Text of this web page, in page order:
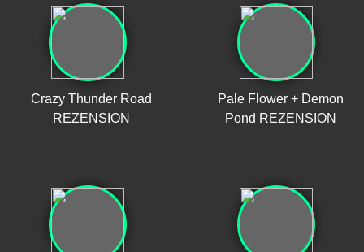
Crazy Thunder Road
REZENSION
Pale Flower + Demon
Pond REZENSION